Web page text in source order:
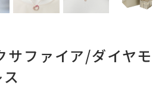
サファイア/ダイヤモ